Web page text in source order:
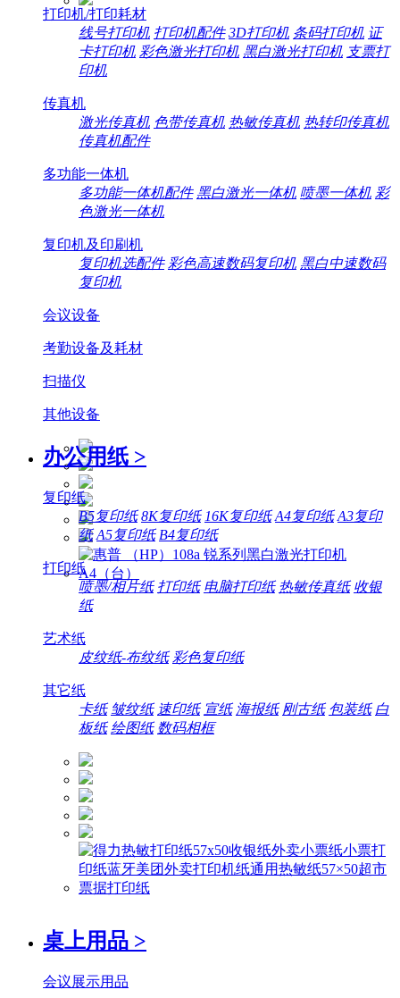
打印机/打印耗材
线号打印机 打印机配件 3D打印机 条码打印机 证
卡打印机 彩色激光打印机 黑白激光打印机 支票打
印机
传真机
激光传真机 色带传真机 热敏传真机 热转印传真机
传真机配件
多功能一体机
多功能一体机配件 黑白激光一体机 喷墨一体机 彩
色激光一体机
复印机及印刷机
复印机选配件 彩色高速数码复印机 黑白中速数码
复印机
会议设备
考勤设备及耗材
扫描仪
其他设备
办公用纸 >
复印纸
B5复印纸 8K复印纸 16K复印纸 A4复印纸 A3复印
纸 A5复印纸 B4复印纸
打印纸
喷墨/相片纸 打印纸 电脑打印纸 热敏传真纸 收银
纸
艺术纸
皮纹纸-布纹纸 彩色复印纸
其它纸
卡纸 皱纹纸 速印纸 宣纸 海报纸 刚古纸 包装纸 白
板纸 绘图纸 数码相框
桌上用品 >
会议展示用品